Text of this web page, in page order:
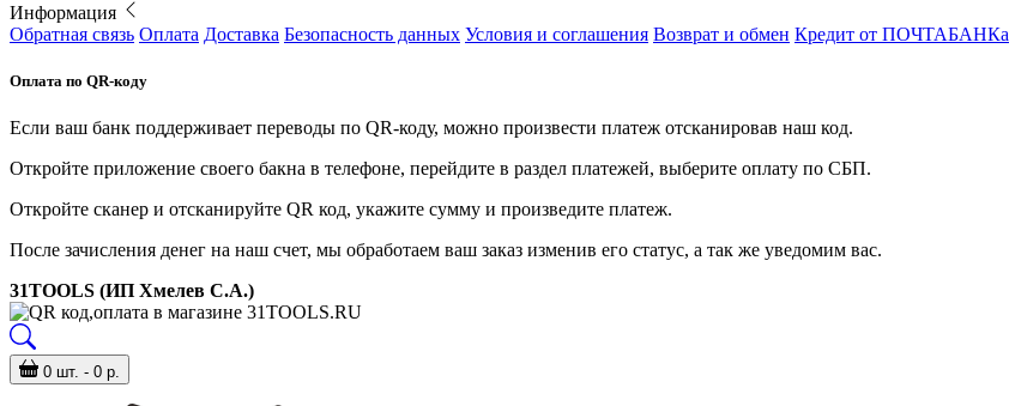
Информация
Обратная связь Оплата Доставка Безопасность данных Условия и соглашения Возврат и обмен Кредит от ПОЧТАБАНКа
Оплата по QR-коду
Если ваш банк поддерживает переводы по QR-коду, можно произвести платеж отсканировав наш код.
Откройте приложение своего бакна в телефоне, перейдите в раздел платежей, выберите оплату по СБП.
Откройте сканер и отсканируйте QR код, укажите сумму и произведите платеж.
После зачисления денег на наш счет, мы обработаем ваш заказ изменив его статус, а так же уведомим вас.
31TOOLS (ИП Хмелев С.А.)
0 шт. - 0 р.